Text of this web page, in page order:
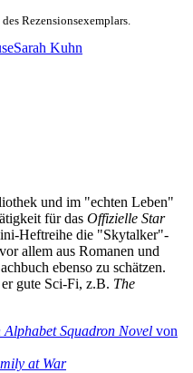
Rezensionsexemplars.
Sarah Kuhn
und im "echten Leben"
für das Offizielle Star
Heftreihe die "Skytalker"-
allem aus Romanen und
ebenso zu schätzen.
gute Sci-Fi, z.B. The
Alphabet Squadron Novel von
at War